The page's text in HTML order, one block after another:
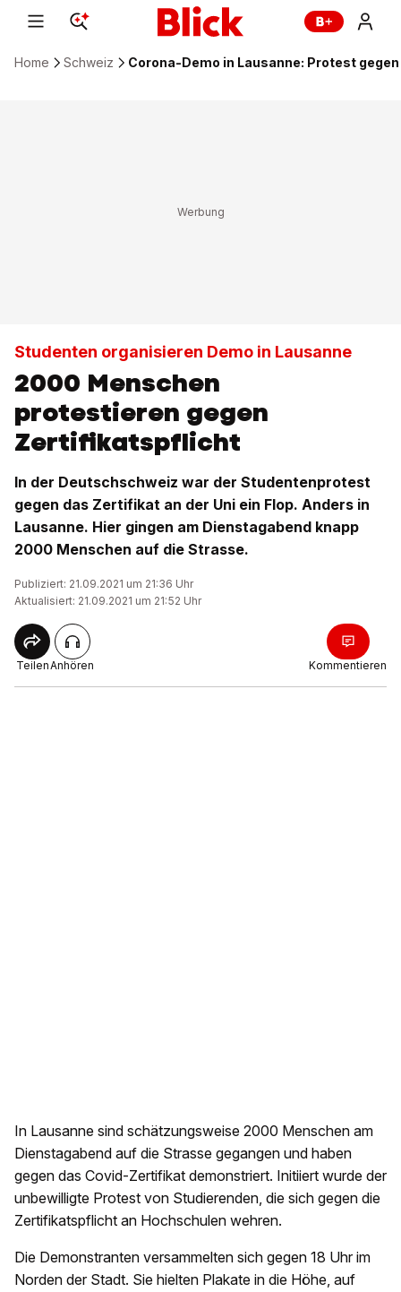
Home Schweiz Corona-Demo in Lausanne: Protest
Studenten organisieren Demo in Lausanne
2000 Menschen
protestieren gegen
Zertifikatspflicht
In der Deutschschweiz war der Studentenprotest
gegen das Zertifikat an der Uni ein Flop. Anders in
Lausanne. Hier gingen am Dienstagabend knapp
2000 Menschen auf die Strasse.
Publiziert: 21.09.2021 um 21:36 Uhr
Aktualisiert: 21.09.2021 um 21:52 Uhr
TeilenAnhören Kommentieren
In Lausanne sind schätzungsweise 2000 Menschen am
Dienstagabend auf die Strasse gegangen und haben
gegen das Covid-Zertifikat demonstriert. Initiiert wurde der
unbewilligte Protest von Studierenden, die sich gegen die
Zertifikatspflicht an Hochschulen wehren.
Die Demonstranten versammelten sich gegen 18 Uhr im
Norden der Stadt. Sie hielten Plakate in die Höhe, auf